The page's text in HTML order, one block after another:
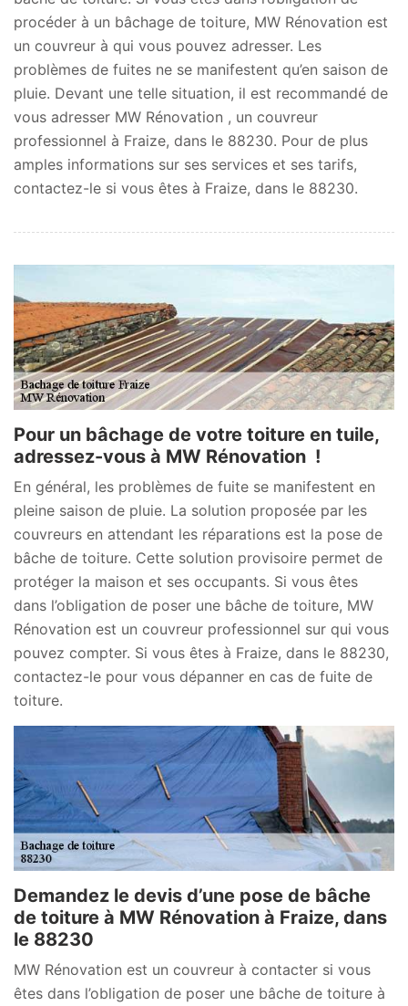
procéder à un bâchage de toiture, MW Rénovation est
un couvreur à qui vous pouvez adresser. Les
problèmes de fuites ne se manifestent qu’en saison de
pluie. Devant une telle situation, il est recommandé de
vous adresser MW Rénovation , un couvreur
professionnel à Fraize, dans le 88230. Pour de plus
amples informations sur ses services et ses tarifs,
contactez-le si vous êtes à Fraize, dans le 88230.
Pour un bâchage de votre toiture en tuile,
adressez-vous à MW Rénovation !
En général, les problèmes de fuite se manifestent en
pleine saison de pluie. La solution proposée par les
couvreurs en attendant les réparations est la pose de
bâche de toiture. Cette solution provisoire permet de
protéger la maison et ses occupants. Si vous êtes
dans l’obligation de poser une bâche de toiture, MW
Rénovation est un couvreur professionnel sur qui vous
pouvez compter. Si vous êtes à Fraize, dans le 88230,
contactez-le pour vous dépanner en cas de fuite de
toiture.
Demandez le devis d’une pose de bâche
de toiture à MW Rénovation à Fraize, dans
le 88230
MW Rénovation est un couvreur à contacter si vous
êtes dans l’obligation de poser une bâche de toiture à